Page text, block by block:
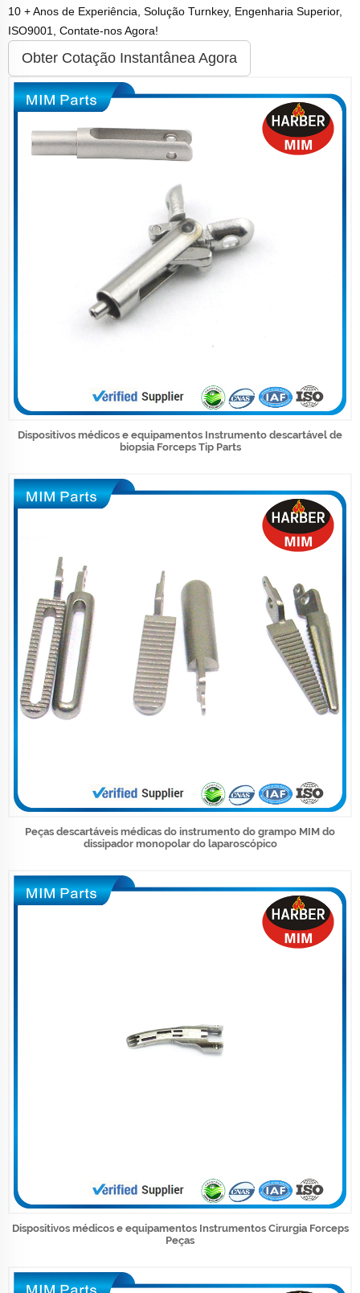
10 + Anos de Experiência, Solução Turnkey, Engenharia Superior,
ISO9001, Contate-nos Agora!
Obter Cotação Instantânea Agora
Dispositivos médicos e equipamentos Instrumento descartável de
biopsia Forceps Tip Parts
Peças descartáveis médicas do instrumento do grampo MIM do
dissipador monopolar do laparoscópico
Dispositivos médicos e equipamentos Instrumentos Cirurgia Forceps
Peças